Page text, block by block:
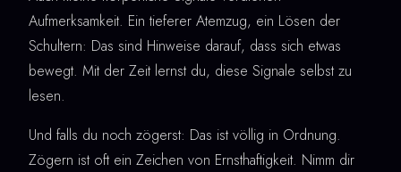
Aufmerksamkeit. Ein tieferer Atemzug, ein Lösen der
Schultern: Das sind Hinweise darauf, dass sich etwas
bewegt. Mit der Zeit lernst du, diese Signale selbst zu
lesen.
Und falls du noch zögerst: Das ist völlig in Ordnung.
Zögern ist oft ein Zeichen von Ernsthaftigkeit. Nimm dir